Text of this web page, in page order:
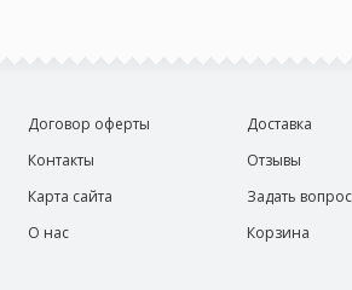
Договор оферты
Контакты
Карта сайта
О нас
Доставка
Отзывы
Задать вопрос
Корзина